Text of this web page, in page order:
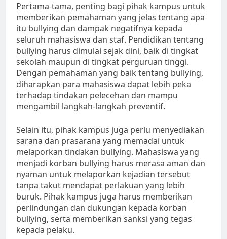
Pertama-tama, penting bagi pihak kampus untuk
memberikan pemahaman yang jelas tentang apa
itu bullying dan dampak negatifnya kepada
seluruh mahasiswa dan staf. Pendidikan tentang
bullying harus dimulai sejak dini, baik di tingkat
sekolah maupun di tingkat perguruan tinggi.
Dengan pemahaman yang baik tentang bullying,
diharapkan para mahasiswa dapat lebih peka
terhadap tindakan pelecehan dan mampu
mengambil langkah-langkah preventif.
Selain itu, pihak kampus juga perlu menyediakan
sarana dan prasarana yang memadai untuk
melaporkan tindakan bullying. Mahasiswa yang
menjadi korban bullying harus merasa aman dan
nyaman untuk melaporkan kejadian tersebut
tanpa takut mendapat perlakuan yang lebih
buruk. Pihak kampus juga harus memberikan
perlindungan dan dukungan kepada korban
bullying, serta memberikan sanksi yang tegas
kepada pelaku.